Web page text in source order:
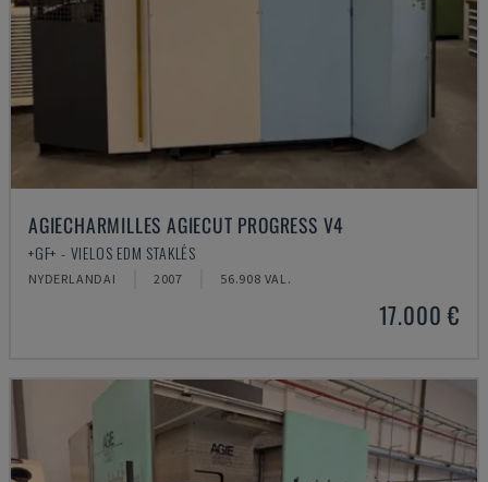
AGIECHARMILLES AGIECUT PROGRESS V4
+GF+ - VIELOS EDM STAKLĖS
NYDERLANDAI 2007 56.908 VAL.
17.000 €